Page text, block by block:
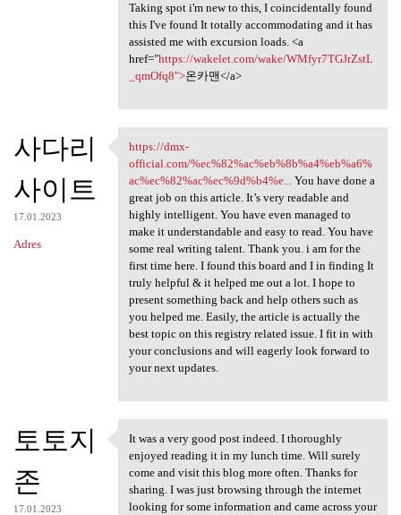
Taking spot i'm new to this, I coincidentally found
this I've found It totally accommodating and it has
assisted me with excursion loads. <a
href="https://wakelet.com/wake/WMfyr7TGJrZstL
_qmOfq8">온카맨</a>
사다리
사이트
17.01.2023
Adres
https://dmx-official.com/%ec
https://dmx-
official.com/%ec%82%ac%eb%8b%a4%eb%a6%
ac%ec%82%ac%ec%9d%b4%e...You have done a
great job on this article. It’s very readable and
highly intelligent. You have even managed to
make it understandable and easy to read. You have
some real writing talent. Thank you. i am for the
first time here. I found this board and I in finding It
truly helpful & it helped me out a lot. I hope to
present something back and help others such as
you helped me. Easily, the article is actually the
best topic on this registry related issue. I fit in with
your conclusions and will eagerly look forward to
your next updates.
토토지
존
17.01.2023
It was a very good post
It was a very good post indeed. I thoroughly
enjoyed reading it in my lunch time. Will surely
come and visit this blog more often. Thanks for
sharing. I was just browsing through the internet
looking for some information and came across your